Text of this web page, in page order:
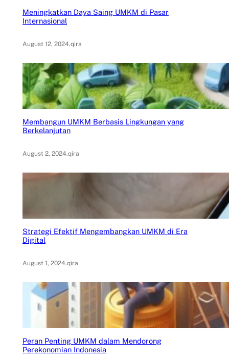
Meningkatkan Daya Saing UMKM di Pasar
Internasional
August 12, 2024.qira
Membangun UMKM Berbasis Lingkungan yang
Berkelanjutan
August 2, 2024.qira
Strategi Efektif Mengembangkan UMKM di Era
Digital
August 1, 2024.qira
Peran Penting UMKM dalam Mendorong
Perekonomian Indonesia